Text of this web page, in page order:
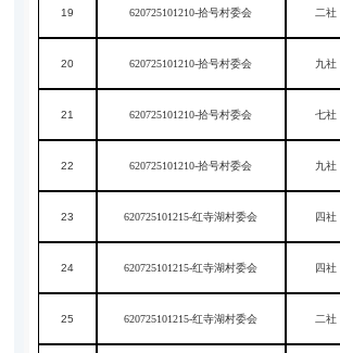
19 620725101210-拾号村委会 二社
20 620725101210-拾号村委会 九社
21 620725101210-拾号村委会 七社
22 620725101210-拾号村委会 九社
23 620725101215-红寺湖村委会 四社
24 620725101215-红寺湖村委会 四社
25 620725101215-红寺湖村委会 二社